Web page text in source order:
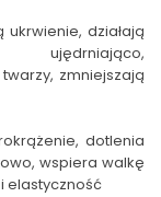
ukrwienie, działają
ujędrniająco,
zmniejszają
dotlenia
wspiera walkę
elastyczność